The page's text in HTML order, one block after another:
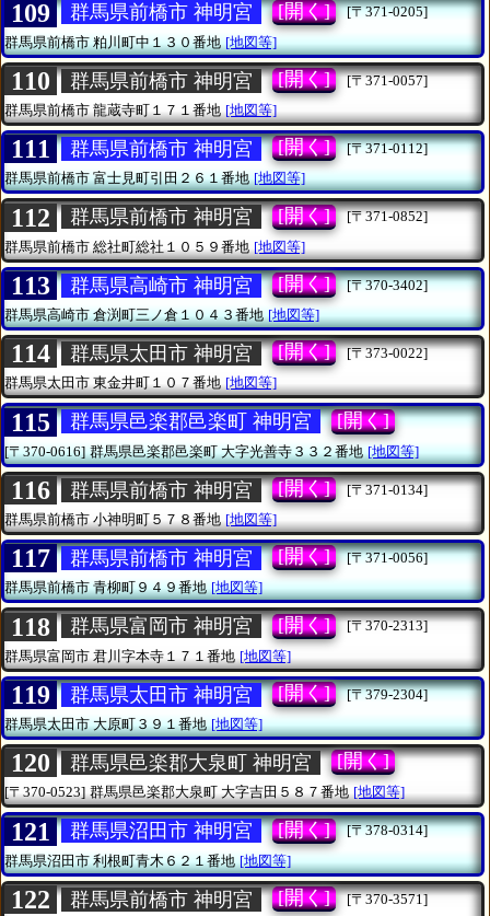
109 群馬県前橋市 神明宮 [開く]
[〒371-0205]
群馬県前橋市粕川町中１３０番地 [地図等]
110 群馬県前橋市 神明宮 [開く]
[〒371-0057]
群馬県前橋市龍蔵寺町１７１番地 [地図等]
111 群馬県前橋市 神明宮 [開く]
[〒371-0112]
群馬県前橋市富士見町引田２６１番地 [地図等]
112 群馬県前橋市 神明宮 [開く]
[〒371-0852]
群馬県前橋市 総社町総社１０５９番地 [地図等]
113 群馬県高崎市 神明宮 [開く]
[〒370-3402]
群馬県高崎市倉渕町三ノ倉１０４３番地 [地図等]
114 群馬県太田市 神明宮 [開く]
[〒373-0022]
群馬県太田市東金井町１０７番地 [地図等]
115 群馬県邑楽郡邑楽町 神明宮 [開く]
[〒370-0616] 群馬県邑楽郡邑楽町大字光善寺３３２番地 [地図等]
116 群馬県前橋市 神明宮 [開く]
[〒371-0134]
群馬県前橋市小神明町５７８番地 [地図等]
117 群馬県前橋市 神明宮 [開く]
[〒371-0056]
群馬県前橋市青柳町９４９番地 [地図等]
118 群馬県富岡市 神明宮 [開く]
[〒370-2313]
群馬県富岡市 君川字本寺１７１番地 [地図等]
119 群馬県太田市 神明宮 [開く]
[〒379-2304]
群馬県太田市大原町３９１番地 [地図等]
120 群馬県邑楽郡大泉町 神明宮 [開く]
[〒370-0523] 群馬県邑楽郡大泉町大字吉田５８７番地 [地図等]
121 群馬県沼田市 神明宮 [開く]
[〒378-0314]
群馬県沼田市利根町青木６２１番地 [地図等]
122 群馬県前橋市 神明宮 [開く]
[〒370-3571]